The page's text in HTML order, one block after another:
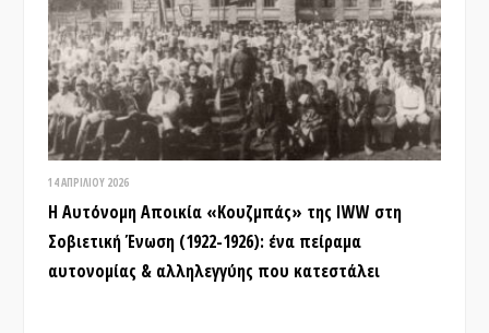
14 ΑΠΡΙΛΊΟΥ 2026
Η Αυτόνομη Αποικία «Κουζμπάς» της IWW στη
Σοβιετική Ένωση (1922-1926): ένα πείραμα
αυτονομίας & αλληλεγγύης που κατεστάλει